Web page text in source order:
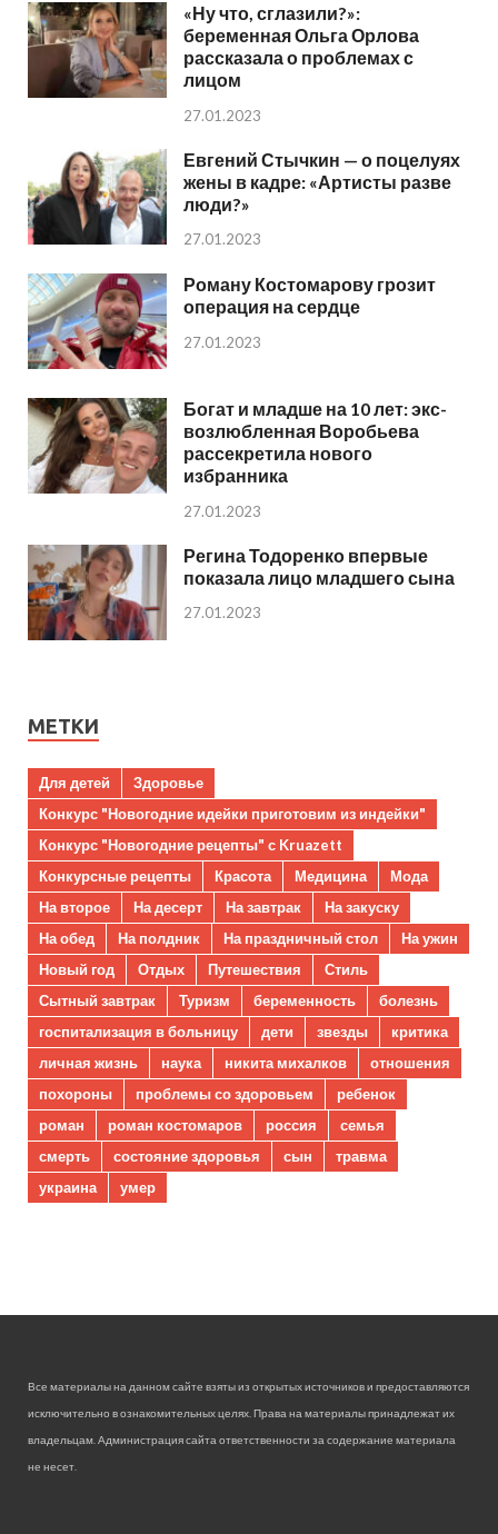
«Ну что, сглазили?»:
беременная Ольга Орлова
рассказала о проблемах с
лицом
27.01.2023
Евгений Стычкин — о поцелуях
жены в кадре: «Артисты разве
люди?»
27.01.2023
Роману Костомарову грозит
операция на сердце
27.01.2023
Богат и младше на 10 лет: экс-
возлюбленная Воробьева
рассекретила нового
избранника
27.01.2023
Регина Тодоренко впервые
показала лицо младшего сына
27.01.2023
МЕТКИ
Для детей
Здоровье
Конкурс "Новогодние идейки приготовим из индейки"
Конкурс "Новогодние рецепты" с Kruazett
Конкурсные рецепты
Красота Медицина
Мода
На второе
На десерт На завтрак
На закуску
На обед
На полдник На праздничный стол
На ужин
Новый год
Отдых Путешествия
Стиль
Сытный завтрак
Туризм беременность
болезнь
госпитализация в больницу
дети звезды
критика
личная жизнь
наука никита михалков
отношения
похороны
проблемы со здоровьем
ребенок
роман
роман костомаров россия
семья
смерть
состояние здоровья сын
травма
украина
умер
Все материалы на данном сайте взяты из открытых источников и предоставляются
исключительно в ознакомительных целях. Права на материалы принадлежат их
владельцам. Администрация сайта ответственности за содержание материала
не несет.